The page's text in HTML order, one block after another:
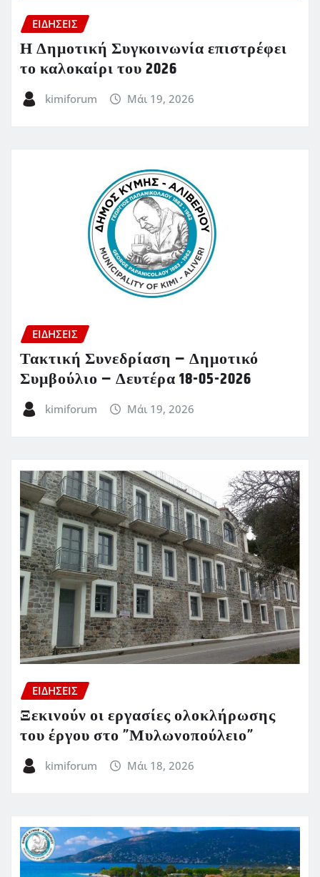
ΕΙΔΗΣΕΙΣ
Η Δημοτική Συγκοινωνία επιστρέφει
το καλοκαίρι του 2026
kimiforum Μάι 19, 2026
ΕΙΔΗΣΕΙΣ
Τακτική Συνεδρίαση – Δημοτικό
Συμβούλιο – Δευτέρα 18-05-2026
kimiforum Μάι 19, 2026
ΕΙΔΗΣΕΙΣ
Ξεκινούν οι εργασίες ολοκλήρωσης
του έργου στο ”Μυλωνοπούλειο”
kimiforum Μάι 18, 2026